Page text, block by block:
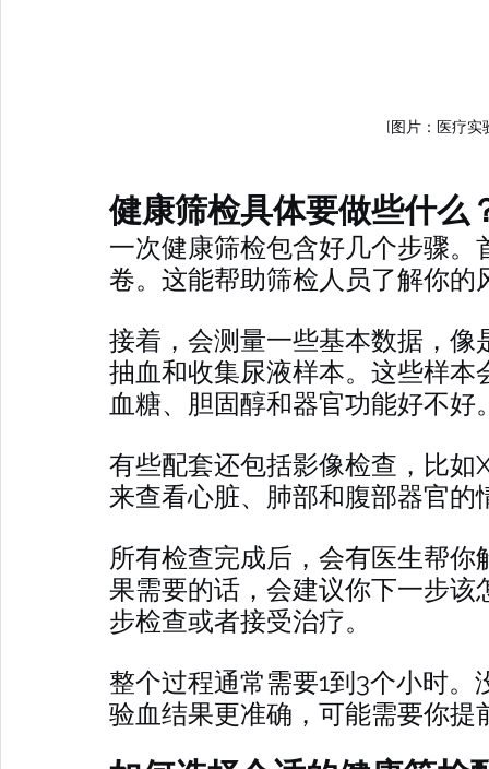
[图片：医疗实
健康筛检具体要做些什么
一次健康筛检包含好几个步骤
卷。这能帮助筛检人员了解你
接着，会测量一些基本数据，
抽血和收集尿液样本。这些样
血糖、胆固醇和器官功能好不好
有些配套还包括影像检查，比
来查看心脏、肺部和腹部器官的
所有检查完成后，会有医生帮
果需要的话，会建议你下一步
步检查或者接受治疗。
整个过程通常需要1到3个小时
验血结果更准确，可能需要你提